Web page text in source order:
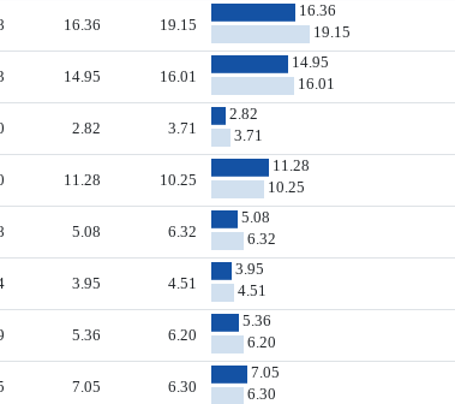
16.36 19.15
16.36
19.15
14.95 16.01
14.95
16.01
2.82 3.71
2.82
3.71
11.28 10.25
11.28
10.25
5.08 6.32
5.08
6.32
3.95 4.51
3.95
4.51
5.36 6.20
5.36
6.20
7.05 6.30
7.05
6.30